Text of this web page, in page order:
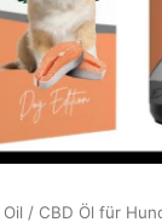
/ CBD Öl für